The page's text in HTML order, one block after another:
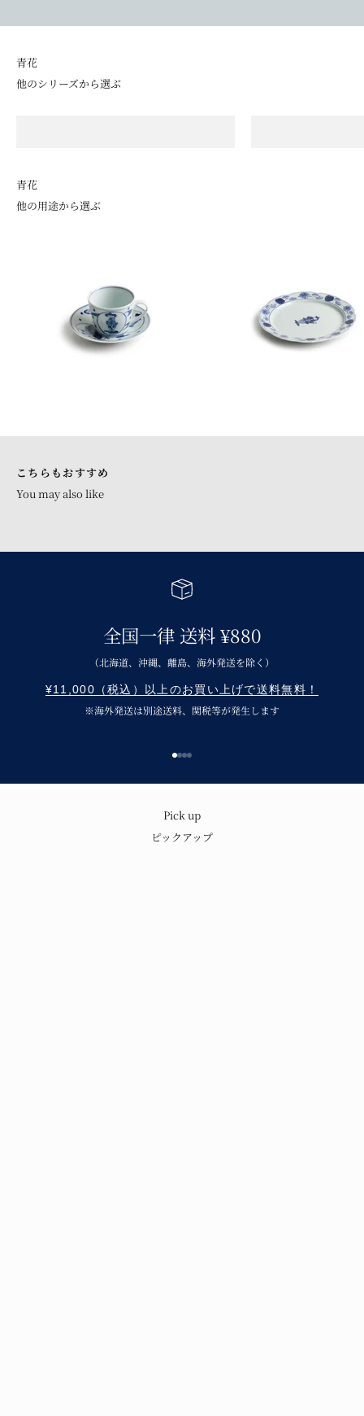
他のシリーズから選ぶ
青花
他の用途から選ぶ
こちらもおすすめ
全国一律 送料 ¥880
（北海道、沖縄、離島、海外発送を除く）
¥11,000（税込）以上のお買い上げで送料無料！
※海外発送は別途送料、関税等が発生します
I18n Error: Missing interpolation
I18n Error: Missing interpolation
I18n Error: Missing interpolation
I18n Error: Missing interpolation
Pick up
ピックアップ